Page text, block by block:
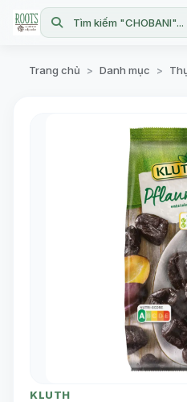
Tìm kiếm "CHOBANI"...
Trang chủ > Danh mục >
KLUTH